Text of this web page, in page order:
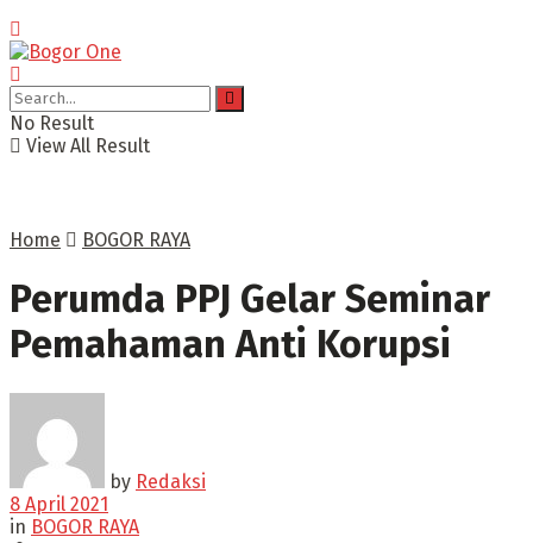
No Result
View All Result
Home BOGOR RAYA
Perumda PPJ Gelar Seminar
Pemahaman Anti Korupsi
by Redaksi
8 April 2021
in BOGOR RAYA